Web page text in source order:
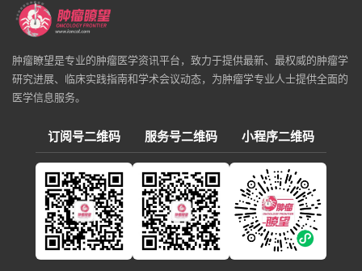
肿瘤瞭望是专业的肿瘤医学资讯平台，致力于提供最新、最权威的肿瘤学
研究进展、临床实践指南和学术会议动态，为肿瘤学专业人士提供全面的
医学信息服务。
订阅号二维码 服务号二维码 小程序二维码